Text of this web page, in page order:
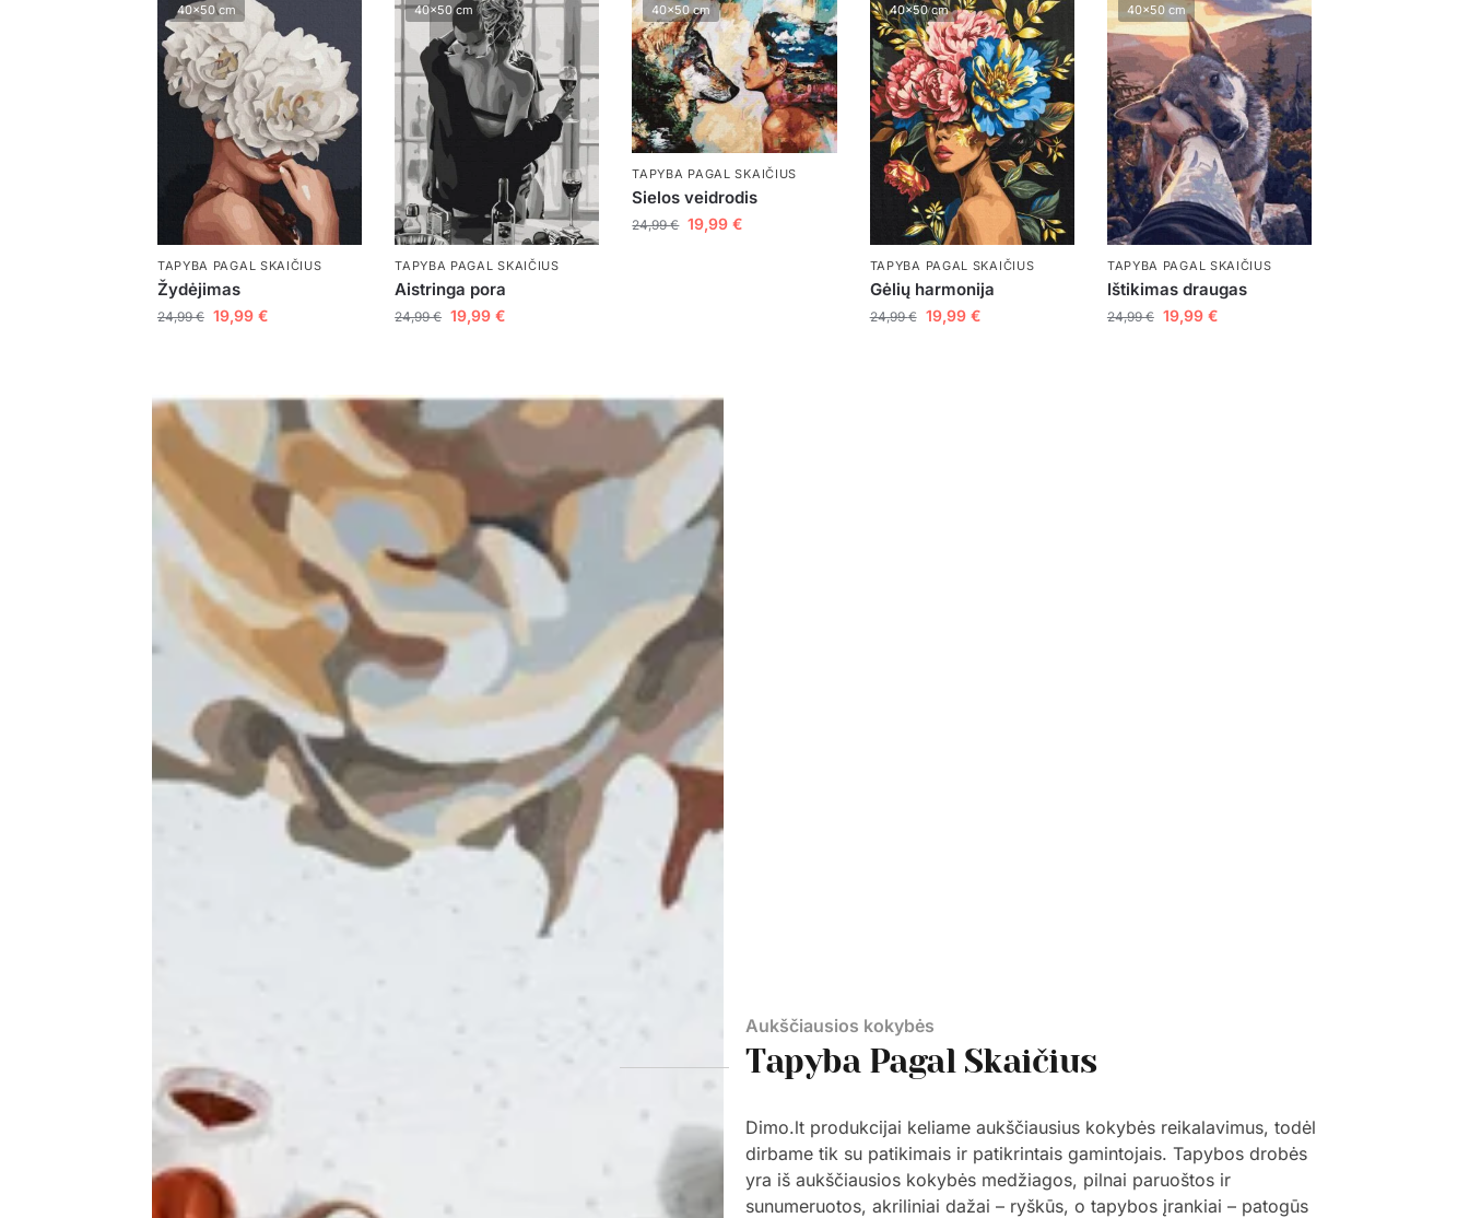
40x50 cm
TAPYBA PAGAL SKAIČIUS
Žydėjimas
24,99€ 19,99 €
40x50 cm
TAPYBA PAGAL SKAIČIUS
Aistringa pora
24,99€ 19,99€
40x50 cm
TAPYBA PAGAL SKAIČIUS
Sielos veidrodis
24,99€ 19,99€
40x50 cm
TAPYBA PAGAL SKAIČIUS
Gėlių harmonija
24,99€ 19,99 €
40x50 cm
TAPYBA PAGAL SKAIČIUS
Ištikimas draugas
24,99€ 19,99 €
Aukščiausios kokybės
Tapyba Pagal Skaičius
Dimo.lt produkcijai keliame aukščiausius kokybės reikalavimus, todėl
dirbame tik su patikimais ir patikrintais gamintojais. Tapybos drobės
yra iš aukščiausios kokybės medžiagos, pilnai paruoštos ir
sunumeruotos, akriliniai dažai – ryškūs, o tapybos įrankiai – patogūs